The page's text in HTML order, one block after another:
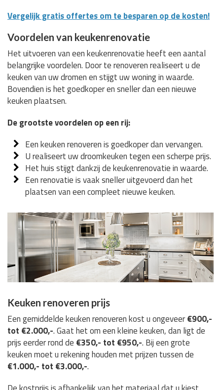
Vergelijk gratis offertes om te besparen op de kosten!
Voordelen van keukenrenovatie
Het uitvoeren van een keukenrenovatie heeft een aantal
belangrijke voordelen. Door te renoveren realiseert u de
keuken van uw dromen en stijgt uw woning in waarde.
Bovendien is het goedkoper en sneller dan een nieuwe
keuken plaatsen.
De grootste voordelen op een rij:
Een keuken renoveren is goedkoper dan vervangen.
U realiseert uw droomkeuken tegen een scherpe prijs.
Het huis stijgt dankzij de keukenrenovatie in waarde.
Een renovatie is vaak sneller uitgevoerd dan het
plaatsen van een compleet nieuwe keuken.
Keuken renoveren prijs
Een gemiddelde keuken renoveren kost u ongeveer€900,-
tot €2.000,-. Gaat het om een kleine keuken, dan ligt de
prijs eerder rond de €350,- tot €950,-. Bij een grote
keuken moet u rekening houden met prijzen tussen de
€1.000,- tot €3.000,-.